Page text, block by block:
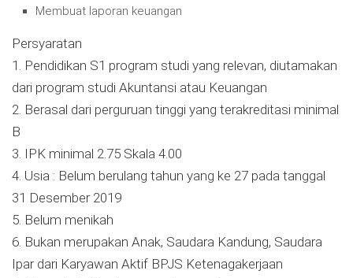
Membuat laporan keuangan
Persyaratan
1. Pendidikan S1 program studi yang relevan, diutamakan
dari program studi Akuntansi atau Keuangan
2. Berasal dari perguruan tinggi yang terakreditasi minimal
B
3. IPK minimal 2.75 Skala 4.00
4. Usia : Belum berulang tahun yang ke 27 pada tanggal
31 Desember 2019
5. Belum menikah
6. Bukan merupakan Anak, Saudara Kandung, Saudara
Ipar dari Karyawan Aktif BPJS Ketenagakerjaan